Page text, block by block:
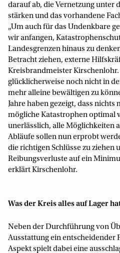
darauf ab, die Vernetzung unter
stärken und das vorhandene
„Um auch für das Undenkbare
wir anfangen,
Landesgrenzen hinaus zu
Betracht ziehen, externe
Kreisbrandmeister Kirschenlohr.
glücklicherweise noch nicht in
mehr alleine bewältigen zu
Jahre haben gezeigt, dass
mögliche Katastrophen optimal
unerlässlich, alle Möglichkeiten
Abläufe sollen nun erprobt
die richtigen Schlüsse zu ziehen
Reibungsverluste auf ein
erklärt Kirschenlohr.
Was der Kreis alles auf Lager
Neben der Durchführung von
Ausstattung ein entscheidender
Aspekt spielt dabei eine